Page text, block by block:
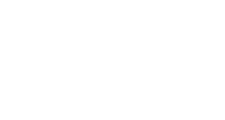
a nuestro formulario de contacto como a todo
Youtube, para que puedas comprobar que no